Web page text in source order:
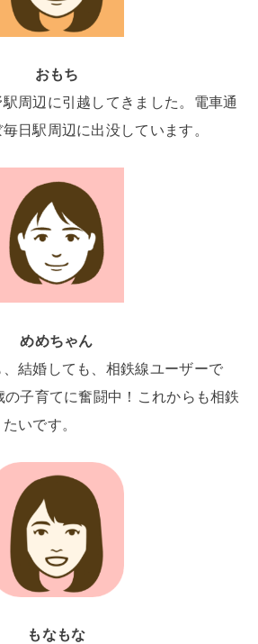
おもち
周辺に引越してきました。電車通
日駅周辺に出没しています。
めめちゃん
結婚しても、相鉄線ユーザーで
子育てに奮闘中！これからも相鉄
いです。
もなもな